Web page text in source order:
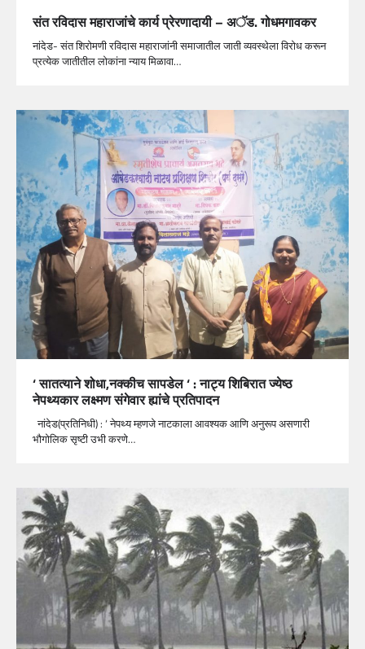
संत रविदास महाराजांचे कार्य प्रेरणादायी – अॅड. गोधमगावकर
नांदेड- संत शिरोमणी रविदास महाराजांनी समाजातील जाती व्यवस्थेला विरोध करून
प्रत्येक जातीतील लोकांना न्याय मिळावा…
‘ सातत्याने शोधा,नक्कीच सापडेल ‘ : नाट्य शिबिरात ज्येष्ठ
नेपथ्यकार लक्ष्मण संगेवार ह्यांचे प्रतिपादन
नांदेड(प्रतिनिधी) : ‘ नेपथ्य म्हणजे नाटकाला आवश्यक आणि अनुरूप असणारी
भौगोलिक सृष्टी उभी करणे…